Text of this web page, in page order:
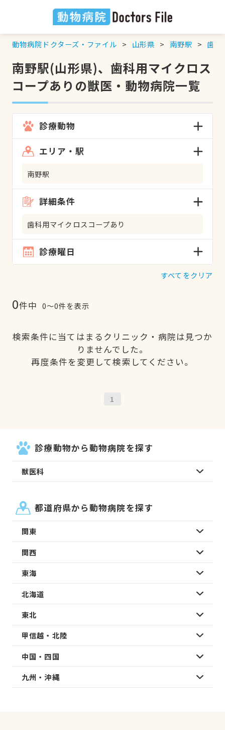
動物病院ドクターズ・ファイル 山形県 南野駅 歯科
南野駅(山形県)、歯科用マイクロス
コープありの獣医・動物病院一覧
診療動物
エリア・駅
南野駅
詳細条件
歯科用マイクロスコープあり
診療曜日
すべてをクリア
0件中 0〜0件を表示
検索条件に当てはまるクリニック・病院は見つか
りませんでした。
再度条件を変更して検索してください。
1
診療動物から動物病院を探す
獣医科
都道府県から動物病院を探す
関東
関西
東海
北海道
東北
甲信越・北陸
中国・四国
九州・沖縄